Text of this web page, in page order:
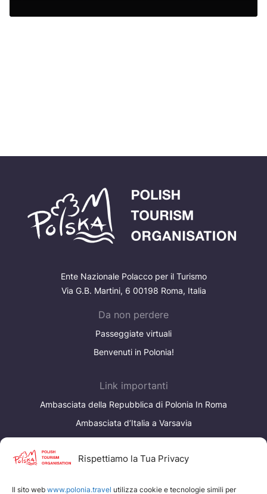
Rispettiamo la Tua Privacy
Il sito web www.polonia.travel utilizza cookie e tecnologie simili per
Leggi di più
Ente Nazionale Polacco per il Turismo
Via G.B. Martini, 6 00198 Roma, Italia
Da non perdere
Passeggiate virtuali
Benvenuti in Polonia!
Link importanti
Ambasciata della Repubblica di Polonia In Roma
Ambasciata d’Italia a Varsavia
I nostri servizi